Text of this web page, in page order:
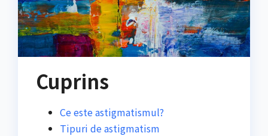
Cuprins
Ce este astigmatismul?
Tipuri de astigmatism